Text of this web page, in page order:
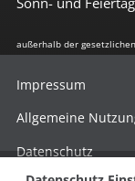
außerhalb der
Impressum
Allgemeine
Datenschutz